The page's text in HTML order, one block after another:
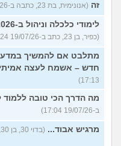
זה (אנונימית, בת 23, כתבה ב-19/07/26 17:35)
לימודי כלכלה וניהול ב-2026 האם יהיה לי עתיד בזה?
(כפיר, בן 23, כתב ב-19/07/26 17:24)
מתלבט אם להמשיך
חדש – אשמח לעצה
17:13)
מה הדרך הכי טובה ללמוד
ב-19/07/26 17:04)
מרגיש אבוד... (בדוי 30, בן 30, כתב ב-19/07/26 16:55)